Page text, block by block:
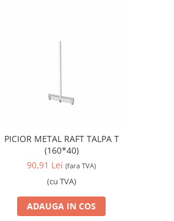
PICIOR METAL RAFT TALPA T
(160*40)
90,91 Lei (fara TVA)
(cu TVA)
ADAUGA IN COS